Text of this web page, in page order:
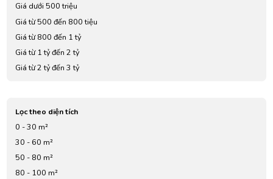
Giá dưới 500 triệu
Giá từ 500 đến 800 tiệu
Giá từ 800 đến 1 tỷ
Giá từ 1 tỷ đến 2 tỷ
Giá từ 2 tỷ đến 3 tỷ
Lọc theo diện tích
0 - 30 m²
30 - 60 m²
50 - 80 m²
80 - 100 m²